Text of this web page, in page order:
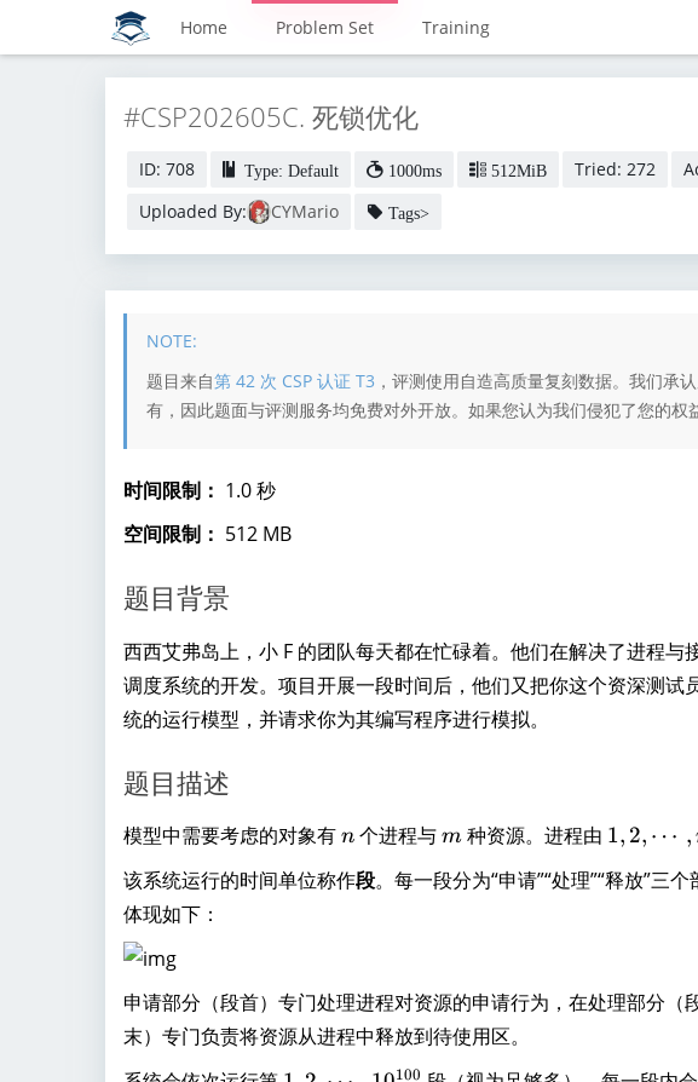
Home Problem Set Training
#CSP202605C. 死锁优化
ID: 708 Type: Default 1000ms 512MiB Tried: 272
Uploaded By:
CYMario Tags>
题目来自第 42 次 CSP 认证 T3 ，评测使用自造高质量复刻数据。我们承
有，因此题面与评测服务均免费对外开放。如果您认为我们侵犯了您的权
时间限制： 1.0 秒
空间限制： 512 MB
题目背景
西西艾弗岛上，小 F 的团队每天都在忙碌着。他们在解决了进程
调度系统的开发。项目开展一段时间后，他们又把你这个资深测
统的运行模型，并请求你为其编写程序进行模拟。
题目描述
模型中需要考虑的对象有n
n 个进程与m
m 种资源。进程由 1
2
d
1, 2, ⋯ ,
该系统运行的时间单位称作段。每一段分为“申请”“处理”“释放”三
体现如下：
申请部分（段首）专门处理进程对资源的申请行为，在处理部分
末）专门负责将资源从进程中释放到待使用区。
100